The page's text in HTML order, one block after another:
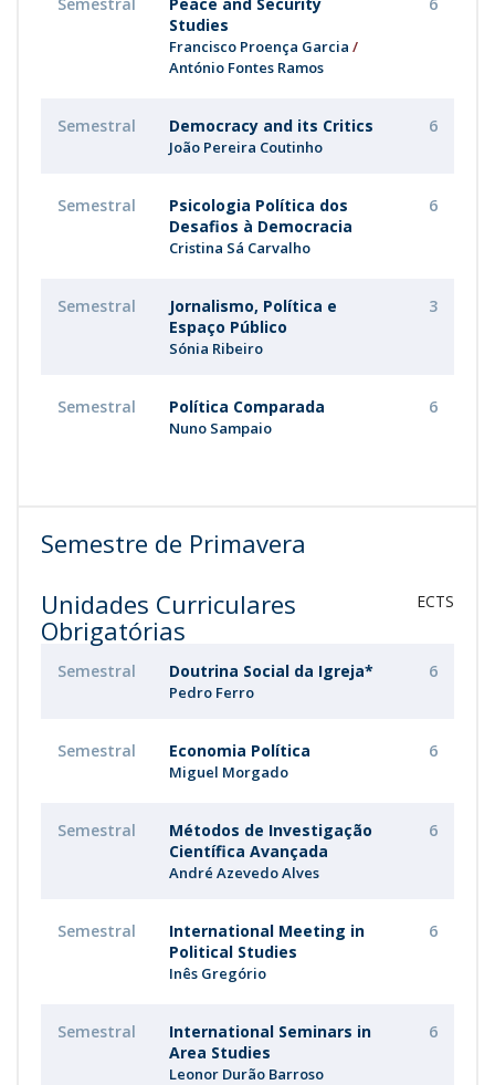
Studies
Francisco Proença Garcia
António Fontes Ramos
Semestral Democracy and its Critics
João Pereira Coutinho
6
Semestral
Psicologia Política dos
Desafios à Democracia
Cristina Sá Carvalho
6
Semestral
Jornalismo, Política e
Espaço Público
Sónia Ribeiro
3
Semestral Política Comparada
Nuno Sampaio
6
Semestre de Primavera
Unidades Curriculares
Obrigatórias
ECTS
Semestral Doutrina Social da Igreja*
Pedro Ferro
6
Semestral Economia Política
Miguel Morgado
6
Semestral
Métodos de Investigação
Científica Avançada
André Azevedo Alves
6
Semestral
International Meeting in
Political Studies
Inês Gregório
6
Semestral
International Seminars in
Area Studies
Leonor Durão Barroso
6